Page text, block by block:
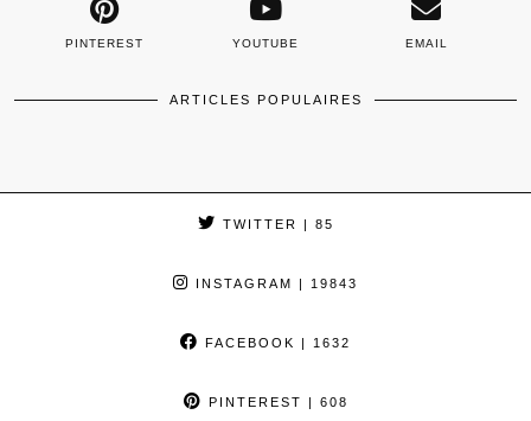
PINTEREST YOUTUBE EMAIL
ARTICLES POPULAIRES
TWITTER | 85
INSTAGRAM | 19843
FACEBOOK | 1632
PINTEREST | 608